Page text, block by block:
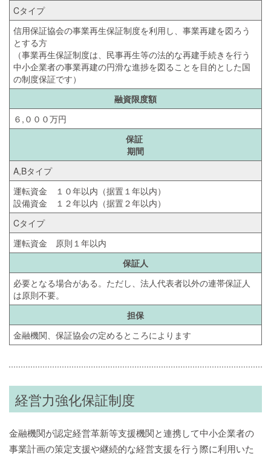
Cタイプ
信用保証協会の事業再生保証制度を利用し、事業再建を図ろう
とする方
（事業再生保証制度は、民事再生等の法的な再建手続きを行う
中小企業者の事業再建の円滑な進捗を図ることを目的とした国
の制度保証です）
融資限度額
６,０００万円
保証
期間
A,Bタイプ
運転資金 １０年以内（据置１年以内）
設備資金 １２年以内（据置２年以内）
Cタイプ
運転資金 原則１年以内
保証人
必要となる場合がある。ただし、法人代表者以外の連帯保証人
は原則不要。
担保
金融機関、保証協会の定めるところによります
経営力強化保証制度
金融機関が認定経営革新等支援機関と連携して中小企業者の
事業計画の策定支援や継続的な経営支援を行う際に利用いた